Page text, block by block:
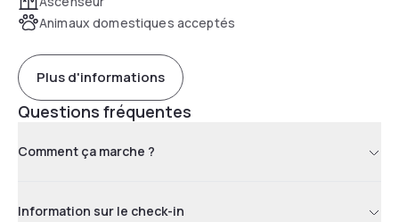
Animaux domestiques acceptés
Plus d'informations
Questions fréquentes
Comment ça marche ?
Information sur le check-in